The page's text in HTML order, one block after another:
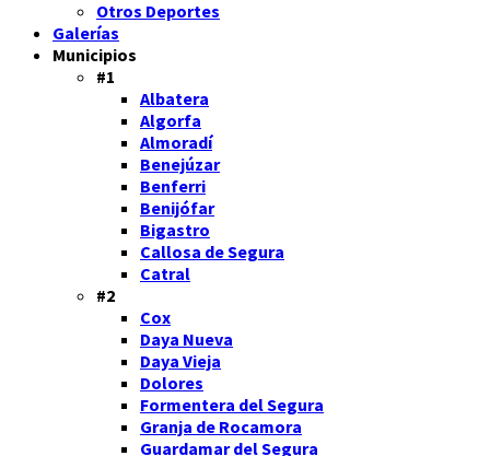
Otros Deportes
Galerías
Municipios
#1
Albatera
Algorfa
Almoradí
Benejúzar
Benferri
Benijófar
Bigastro
Callosa de Segura
Catral
#2
Cox
Daya Nueva
Daya Vieja
Dolores
Formentera del Segura
Granja de Rocamora
Guardamar del Segura